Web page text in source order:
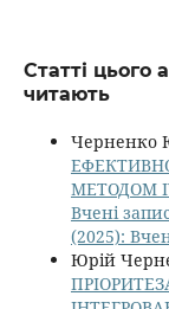
Статті цього
читають
Черненко
МЕТОДОМ
Вчені
(2025):
Юрій